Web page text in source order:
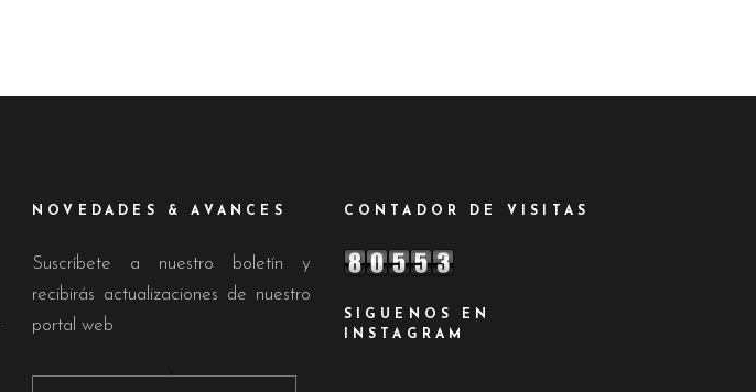
NOVEDADES & AVANCES
Suscríbete a nuestro boletín y
recibirás actualizaciones de nuestro
portal web
CONTADOR DE VISITAS
SIGUENOS EN
INSTAGRAM